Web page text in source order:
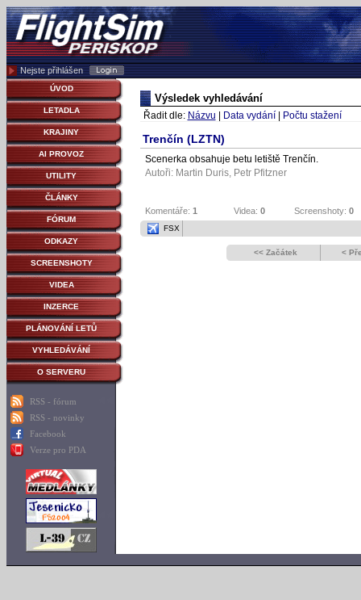
Nejste přihlášen
ÚVOD
LETADLA
KRAJINY
AI PROVOZ
UTILITY
ČLÁNKY
FÓRUM
ODKAZY
SCREENSHOTY
VIDEA
INZERCE
PLÁNOVÁNÍ LETŮ
VYHLEDÁVÁNÍ
O SERVERU
RSS - fórum
RSS - novinky
Facebook
Verze pro PDA
Výsledek vyhledávání
Řadit dle: Názvu Data vydání| Počtu stažení
Trenčín (LZTN)
Scenerka obsahuje betu letiště Trenčín.
Autoři: Martin Duris, Petr Pfitzner
Komentáře: 1 Videa: 0 Screenshoty: 0
FSX
<< Začátek <